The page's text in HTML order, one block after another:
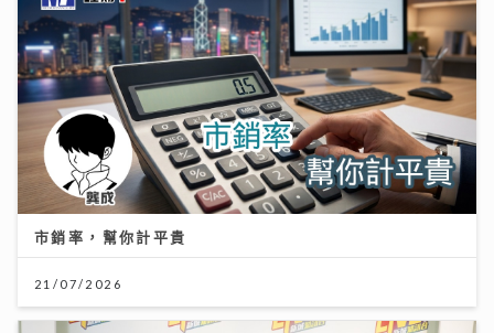
21/07/2026
《QK玉瑛室》｜施匡翹與JC新歌唱出女生之間細膩情感